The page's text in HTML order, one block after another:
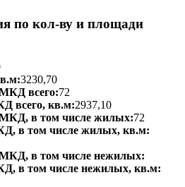
по кол-ву и площади
3230,70
всего:72
всего, кв.м:2937,10
в том числе жилых:72
в том числе жилых, кв.м:
в том числе нежилых:
в том числе нежилых, кв.м: